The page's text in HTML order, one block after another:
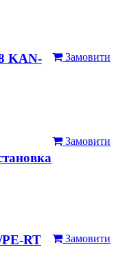
Замовити
KAN-
Замовити
Замовити
RT